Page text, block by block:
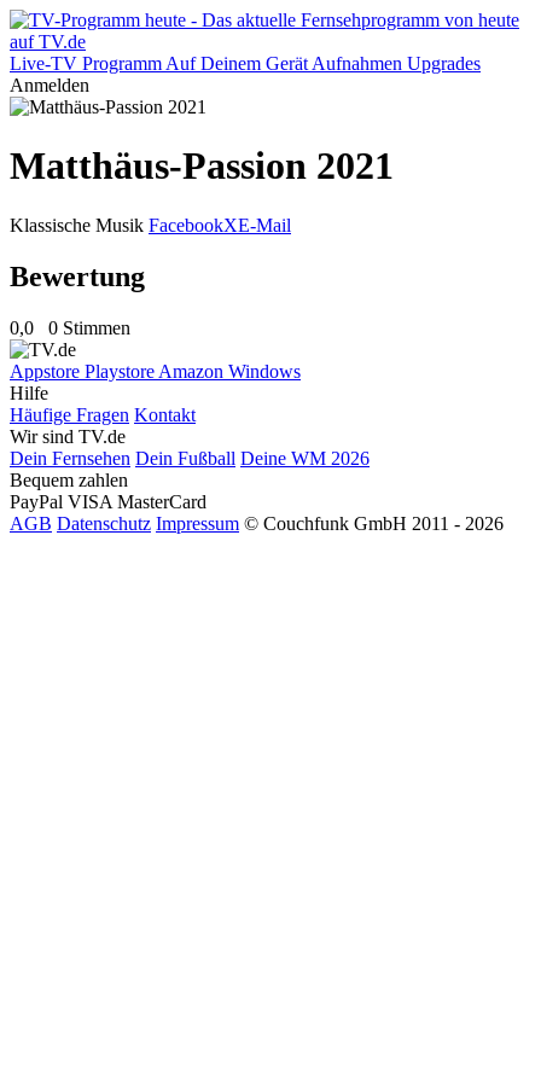
Live-TV Programm Auf Deinem Gerät Aufnahmen Upgrades
Anmelden
Matthäus-Passion 2021
Klassische Musik FacebookXE-Mail
Bewertung
0,0 0 Stimmen
Appstore Playstore Amazon Windows
Hilfe
Häufige Fragen Kontakt
Wir sind TV.de
Dein Fernsehen Dein Fußball Deine WM 2026
Bequem zahlen
PayPal VISA MasterCard
AGB Datenschutz Impressum © Couchfunk GmbH 2011 - 2026